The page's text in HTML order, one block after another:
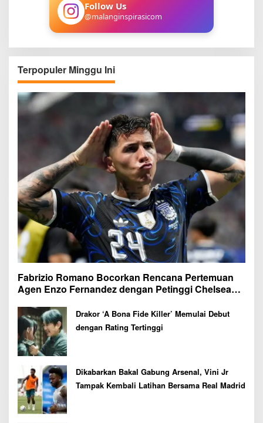
Follow Us
@malanginspirasicom
Terpopuler Minggu Ini
Fabrizio Romano Bocorkan Rencana Pertemuan
Agen Enzo Fernandez dengan Petinggi Chelsea
Drakor ‘A Bona Fide Killer’ Memulai Debut
dengan Rating Tertinggi
Dikabarkan Bakal Gabung Arsenal, Vini Jr
Tampak Kembali Latihan Bersama Real Madrid